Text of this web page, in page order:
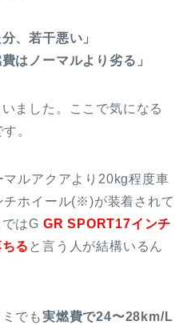
、若干悪い」
はノーマルより劣る」
ました。ここで気になる
。
ルアクアより20kg程度車
ホイール(※)が装着されて
はG GR SPORT17インチ
る と言う人が結構いるん
でも実燃費で24〜28km/L